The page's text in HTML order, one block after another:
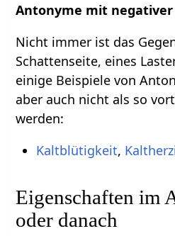
Antonyme mit
Nicht immer ist das
Schattenseite, eines
einige Beispiele von
aber auch nicht als so
werden:
Kaltblütigkeit,
Eigenschaften im
oder danach